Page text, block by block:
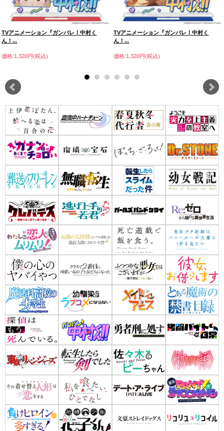
TVアニメーション『ガンバレ！中村く
ん！...
価格:1,320円(税込)
TVアニメーション『ガンバレ！中村く
ん！...
価格:1,320円(税込)